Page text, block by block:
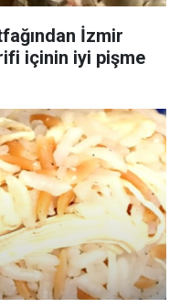
İzmir
içinin iyi pişme